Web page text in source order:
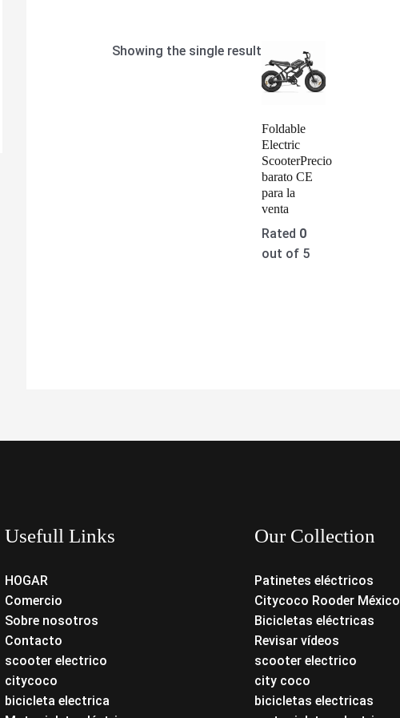
Showing the single result
Foldable
Electric
ScooterPrecio
barato CE
para la
venta
Rated 0
out of 5
Usefull Links
HOGAR
Comercio
Sobre nosotros
Contacto
scooter electrico
citycoco
bicicleta electrica
Our Collection
Patinetes eléctricos
Citycoco Rooder México
Bicicletas eléctricas
Revisar vídeos
scooter electrico
city coco
bicicletas electricas